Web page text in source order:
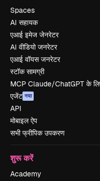
Spaces
AI सहायक
एआई इमेज जेनरेटर
AI वीडियो जनरेटर
एआई वॉयस जनरेटर
स्टॉक सामग्री
MCP Claude/ChatGPT के
एजेंट नया
API
मोबाइल ऐप
सभी फ्रीपिक उपकरण
शुरू करें
Academy